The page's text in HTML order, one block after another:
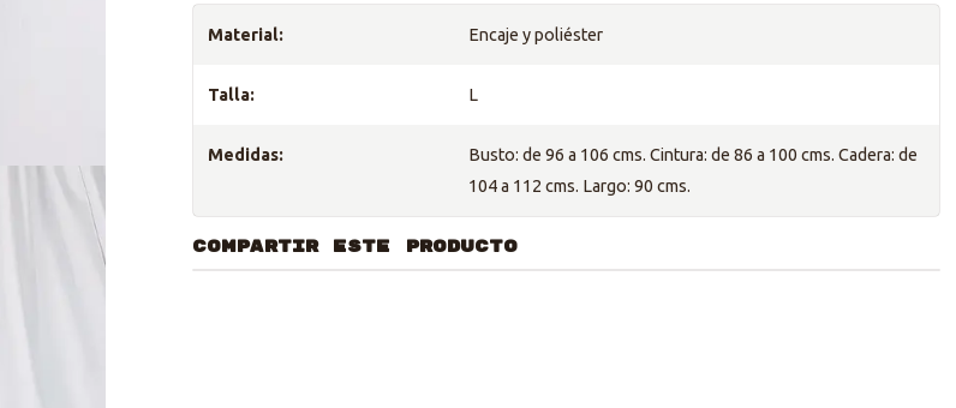
Material: Encaje y poliéster
Talla: L
Medidas:
Busto: de 96 a 106 cms. Cintura: de 86 a 100 cms. Cadera: de
104 a 112 cms. Largo: 90 cms.
COMPARTIR ESTE PRODUCTO